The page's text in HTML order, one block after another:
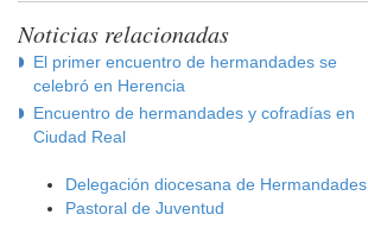
Noticias relacionadas
El primer encuentro de hermandades se
celebró en Herencia
Encuentro de hermandades y cofradías en
Ciudad Real
Delegación diocesana de Hermandades
Pastoral de Juventud